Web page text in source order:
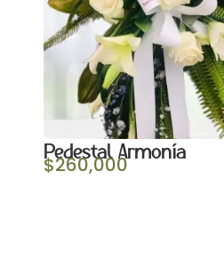
Pedestal Armonía
$260,000